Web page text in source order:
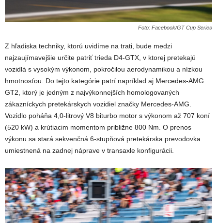
Foto: Facebook/GT Cup Series
Z hľadiska techniky, ktorú uvidíme na trati, bude medzi
najzaujímavejšie určite patriť trieda D4-GTX, v ktorej pretekajú
vozidlá s vysokým výkonom, pokročilou aerodynamikou a nízkou
hmotnosťou. Do tejto kategórie patrí napríklad aj Mercedes-AMG
GT2, ktorý je jedným z najvýkonnejších homologovaných
zákazníckych pretekárskych vozidiel značky Mercedes-AMG.
Vozidlo poháňa 4,0-litrový V8 biturbo motor s výkonom až 707 koní
(520 kW) a krútiacim momentom približne 800 Nm. O prenos
výkonu sa stará sekvenčná 6-stupňová pretekárska prevodovka
umiestnená na zadnej náprave v transaxle konfigurácii.